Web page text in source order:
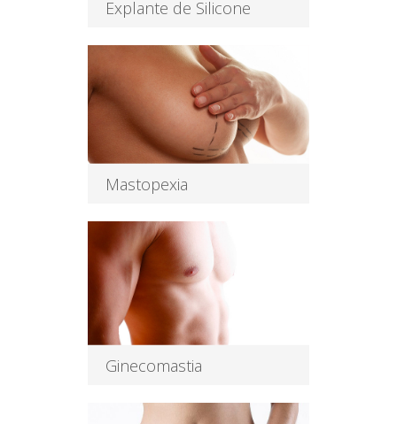
Explante de Silicone
retirada definitiva das próteses,
Mastopexia
sempre é a solução para uma
mama flácid
Leia Mais
Ginecomastia
masculina é um procedimento